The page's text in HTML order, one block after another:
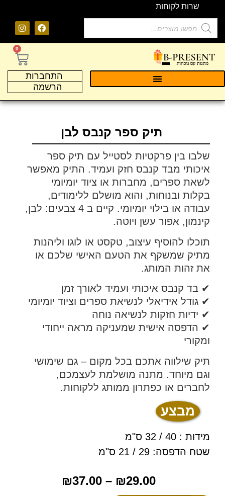
שרות לקוחות
התחברות
הרשמה
0
תיק ספר קנבס לבן
שלבו בין פרקטיות לסטייל עם תיק ספר
איכותי מבד קנבס חזק ועמיד. התיק מאפשר
לשאת ספרים, מחברות או ציוד יומיומי
בקלות ובנוחות, והוא מושלם ללימודים,
עבודה או בילוי יומיומי. קיים ב 4 צבעים: לבן,
קינמון, אפור עשן ויוטה.
תוכלו להוסיף עיצוב, טקסט או לוגו וליהנות
מתיק שמשקף את הטעם האישי שלכם או
את זהות המותג.
✔ בד קנבס איכותי ועמיד לאורך זמן
✔ גודל אידיאלי לנשיאת ספרים וציוד יומיומי
✔ ידיות חזקות לנשיאה נוחה
✔ הדפסה אישית שמעניקה מראה ייחודי
ומקורי
תיק שילווה אתכם בכל מקום – גם שימושי
וגם מיוחד. מתנה מושלמת לעצמכם,
לחברים או כפתרון ממותג ללקוחות.
מבצע
מידות : 40 / 32 ס"מ
שטח הדפסה: 29 / 21 ס"מ
₪29.00
–
₪37.00